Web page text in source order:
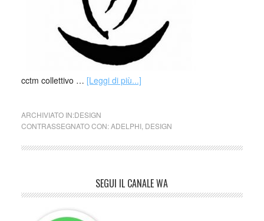
cctm collettivo … [Leggi di più...]
ARCHIVIATO IN:DESIGN
CONTRASSEGNATO CON:ADELPHI, DESIGN
SEGUI IL CANALE WA